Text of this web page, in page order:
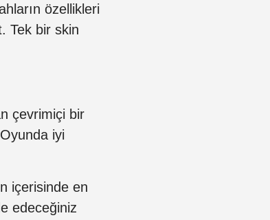
özellikleri
Tek bir skin
çevrimiçi bir
iyi
içerisinde en
edeceğiniz